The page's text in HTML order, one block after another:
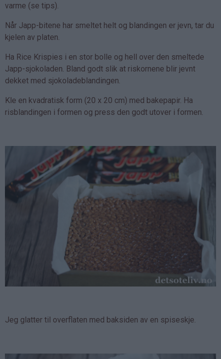
varme (se tips).
Når Japp-bitene har smeltet helt og blandingen er jevn, tar du
kjelen av platen.
Ha Rice Krispies i en stor bolle og hell over den smeltede
Japp-sjokoladen. Bland godt slik at riskornene blir jevnt
dekket med sjokoladeblandingen.
Kle en kvadratisk form (20 x 20 cm) med bakepapir. Ha
risblandingen i formen og press den godt utover i formen.
Jeg glatter til overflaten med baksiden av en spiseskje.